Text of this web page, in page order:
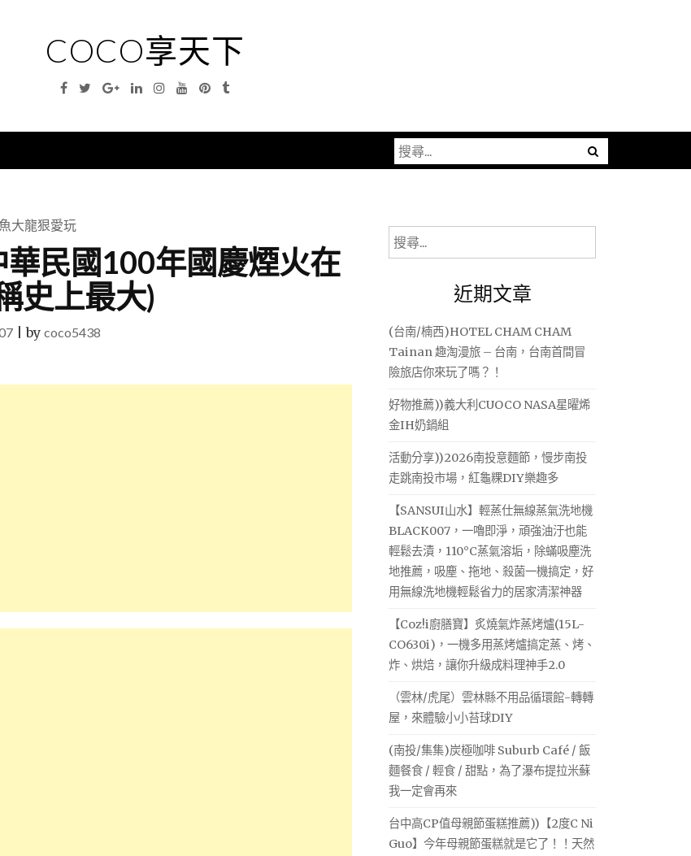
COCO享天下
Facebook
TwitterGoogleLinkedinInstagramYouTubePinterest
Tumblr
搜
尋
字:
大龍狠愛玩
民國100年國慶煙火在
|by coco5438
搜
尋
近期文章
(台南/楠西)HOTEL CHAM CHAM
Tainan 趣淘漫旅 – 台南，台南首間冒
險旅店你來玩了嗎？！
好物推薦))義大利CUOCO NASA星曜烯
金IH奶鍋組
活動分享))2026南投意麵節，慢步南投
走跳南投市場，紅龜粿DIY樂趣多
【SANSUI山水】輕蒸仕無線蒸氣洗地機
BLACK007，一嚕即淨，頑強油汙也能
輕鬆去漬，110°C蒸氣溶垢，除蟎吸塵洗
地推薦，吸塵、拖地、殺菌一機搞定，好
用無線洗地機輕鬆省力的居家清潔神器
【Coz!i廚膳寶】炙燒氣炸蒸烤爐(15L-
CO630i)，一機多用蒸烤爐搞定蒸、烤、
炸、烘焙，讓你升級成料理神手2.0
（雲林/虎尾）雲林縣不用品循環館-轉轉
屋，來體驗小小苔球DIY
(南投/集集)炭極咖啡 Suburb Café / 飯
麵餐食 / 輕食 / 甜點，為了瀑布提拉米蘇
我一定會再來
台中高CP值母親節蛋糕推薦))【2度C Ni
Guo】今年母親節蛋糕就是它了！！天然